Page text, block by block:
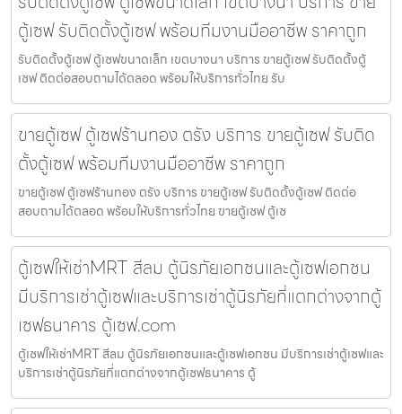
ตู้เซฟ รับติดตั้งตู้เซฟ พร้อมทีมงานมืออาชีพ ราคาถูก
รับติดตั้งตู้เซฟ ตู้เซฟขนาดเล็ก เขตบางนา บริการ ขายตู้เซฟ รับติดตั้งตู้
เซฟ ติดต่อสอบถามได้ตลอด พร้อมให้บริการทั่วไทย รับ
ขายตู้เซฟ ตู้เซฟร้านทอง ตรัง บริการ ขายตู้เซฟ รับติด
ตั้งตู้เซฟ พร้อมทีมงานมืออาชีพ ราคาถูก
ขายตู้เซฟ ตู้เซฟร้านทอง ตรัง บริการ ขายตู้เซฟ รับติดตั้งตู้เซฟ ติดต่อ
สอบถามได้ตลอด พร้อมให้บริการทั่วไทย ขายตู้เซฟ ตู้เซ
ตู้เซฟให้เช่าMRT สีลม ตู้นิรภัยเอกชนและตู้เซฟเอกชน
มีบริการเช่าตู้เซฟและบริการเช่าตู้นิรภัยที่แตกต่างจากตู้
เซฟธนาคาร ตู้เซฟ.com
ตู้เซฟให้เช่าMRT สีลม ตู้นิรภัยเอกชนและตู้เซฟเอกชน มีบริการเช่าตู้เซฟและ
บริการเช่าตู้นิรภัยที่แตกต่างจากตู้เซฟธนาคาร ตู้